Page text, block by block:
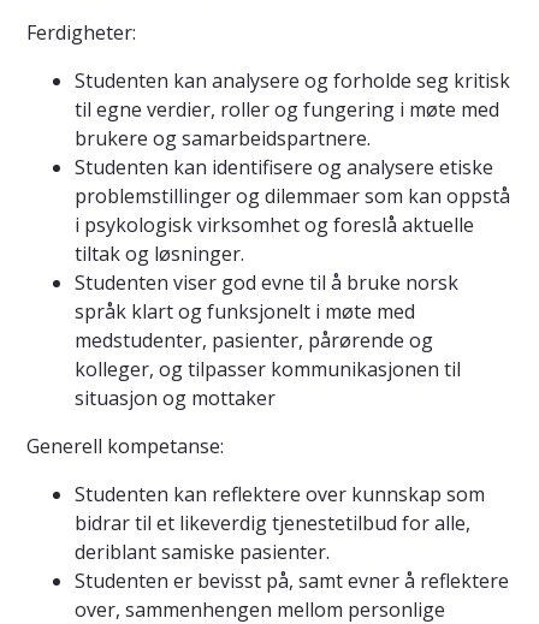
Ferdigheter:
Studenten kan analysere og forholde seg kritisk
til egne verdier, roller og fungering i møte med
brukere og samarbeidspartnere.
Studenten kan identifisere og analysere etiske
problemstillinger og dilemmaer som kan oppstå
i psykologisk virksomhet og foreslå aktuelle
tiltak og løsninger.
Studenten viser god evne til å bruke norsk
språk klart og funksjonelt i møte med
medstudenter, pasienter, pårørende og
kolleger, og tilpasser kommunikasjonen til
situasjon og mottaker
Generell kompetanse:
Studenten kan reflektere over kunnskap som
bidrar til et likeverdig tjenestetilbud for alle,
deriblant samiske pasienter.
Studenten er bevisst på, samt evner å reflektere
over, sammenhengen mellom personlige